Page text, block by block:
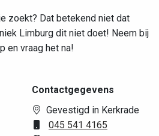
zoekt? Dat betekend niet dat
Limburg dit niet doet! Neem bij
en vraag het na!
Contactgegevens
Gevestigd in Kerkrade
045 541 4165